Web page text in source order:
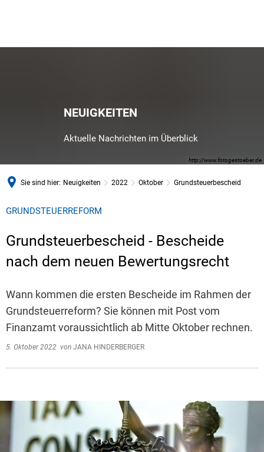
http://www.fotogestoeber.de
NEUIGKEITEN
Aktuelle Nachrichten im Überblick
Sie sind hier: Neuigkeiten 2022 Oktober Grundsteuerbescheid
GRUNDSTEUERREFORM
Grundsteuerbescheid - Bescheide
nach dem neuen Bewertungsrecht
Wann kommen die ersten Bescheide im Rahmen der
Grundsteuerreform? Sie können mit Post vom
Finanzamt voraussichtlich ab Mitte Oktober rechnen.
5. Oktober 2022 von JANA HINDERBERGER